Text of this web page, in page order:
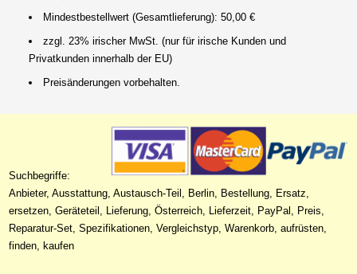
Mindestbestellwert (Gesamtlieferung): 50,00 €
zzgl. 23% irischer MwSt. (nur für irische Kunden und
Privatkunden innerhalb der EU)
Preisänderungen vorbehalten.
Suchbegriffe:
Anbieter, Ausstattung, Austausch-Teil, Berlin, Bestellung, Ersatz,
ersetzen, Geräteteil, Lieferung, Österreich, Lieferzeit, PayPal, Preis,
Reparatur-Set, Spezifikationen, Vergleichstyp, Warenkorb, aufrüsten,
finden, kaufen